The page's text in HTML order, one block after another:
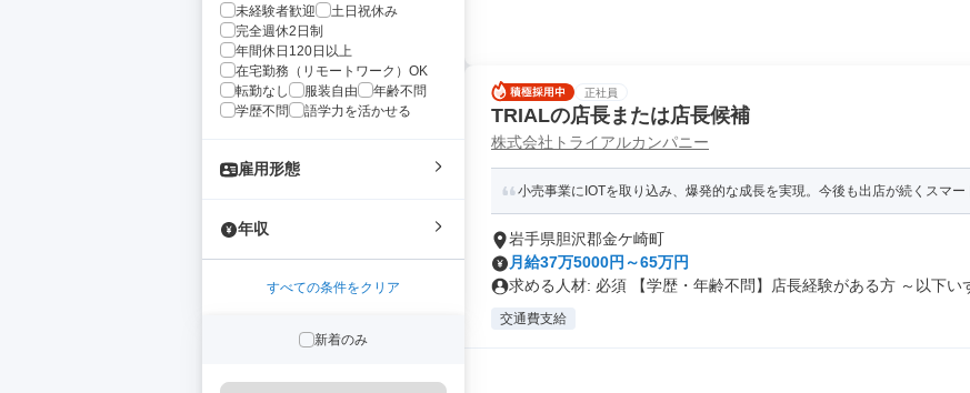
未経験者歓迎
土日祝休み
完全週休2日制
年間休日120日以上
在宅勤務（リモートワーク）OK
転勤なし
服装自由
年齢不問
学歴不問
語学力を活かせる
雇用形態
年収
すべての条件をクリア
新着のみ
正社員
TRIALの店長または店長候補
株式会社トライアルカンパニー
小売事業にIOTを取り込み、爆発的な成長を実現。今後も出店が続くスマー
岩手県胆沢郡金ケ崎町
月給37万5000円～65万円
求める人材: 必須 【学歴・年齢不問】店長経験がある方 ～以下い
交通費支給